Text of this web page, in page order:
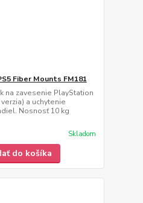
Fiber Mounts FM181
na zavesenie PlayStation
a uchytenie
Nosnosť 10 kg
Skladom
do košíka